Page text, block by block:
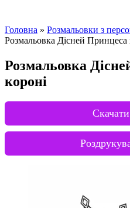
Головна » Розмальовки з
Розмальовка Дісней Принцеса
Розмальовка
короні